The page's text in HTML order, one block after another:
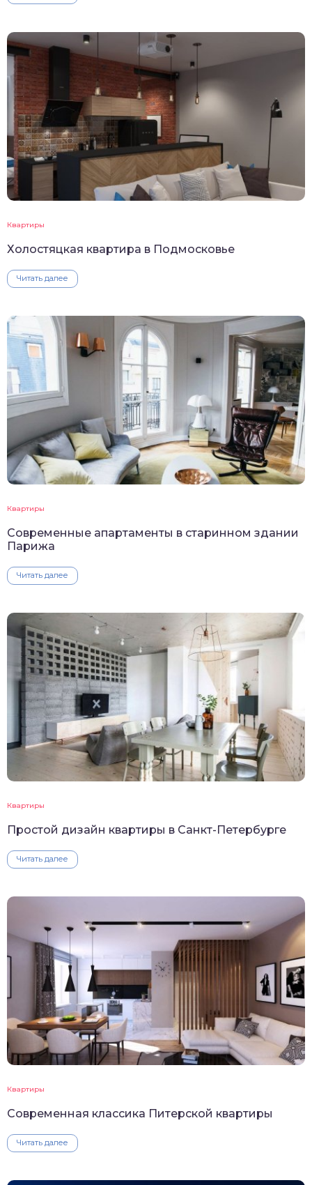
Квартиры
Холостяцкая квартира в Подмосковье
Читать далее
Квартиры
Современные апартаменты в старинном здании
Парижа
Читать далее
Квартиры
Простой дизайн квартиры в Санкт-Петербурге
Читать далее
Квартиры
Современная классика Питерской квартиры
Читать далее